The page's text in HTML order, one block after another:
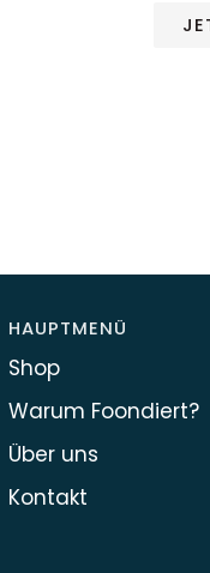
HAUPTMENÜ
Shop
Warum Foondiert?
Über uns
Kontakt